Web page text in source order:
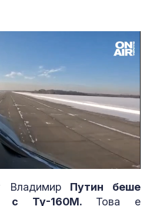
Владимир Путин беше
с Ту-160М. Това е